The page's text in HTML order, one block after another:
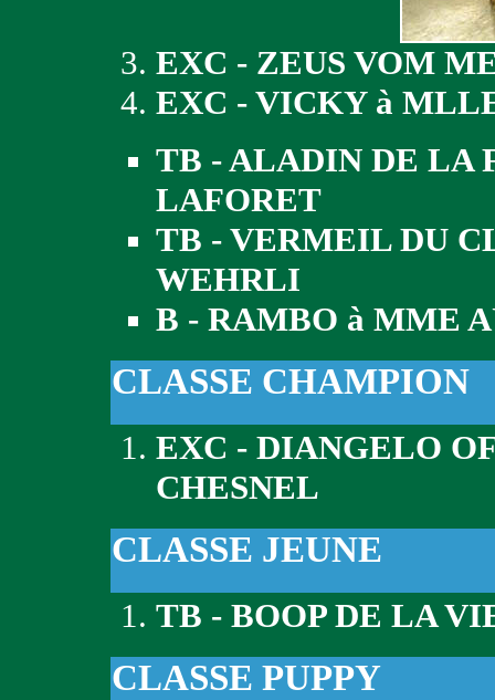
EXC - ZEUS VOM
EXC - VICKY à
TB - ALADIN DE LA
LAFORET
TB - VERMEIL DU
WEHRLI
B - RAMBO à MME
CLASSE CHAMPION
EXC - DIANGELO
CHESNEL
CLASSE JEUNE
TB - BOOP DE LA
CLASSE PUPPY